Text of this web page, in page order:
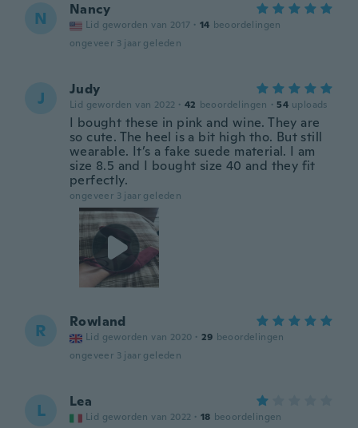
N Nancy
Lid geworden van 2017 · 14 beoordelingen
ongeveer 3 jaar geleden
J Judy
Lid geworden van 2022 · 42 beoordelingen · 54 uploads
I bought these in pink and wine. They are
so cute. The heel is a bit high tho. But still
wearable. It’s a fake suede material. I am
size 8.5 and I bought size 40 and they fit
perfectly.
ongeveer 3 jaar geleden
R Rowland
Lid geworden van 2020 · 29 beoordelingen
ongeveer 3 jaar geleden
L Lea
Lid geworden van 2022 · 18 beoordelingen